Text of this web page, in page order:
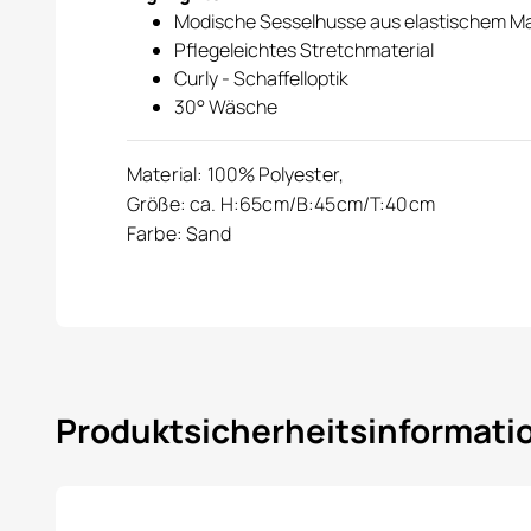
Modische Sesselhusse aus elastischem
Pflegeleichtes Stretchmaterial
Curly - Schaffelloptik
30° Wäsche
Material: 100% Polyester,
Größe: ca. H:65cm/B:45cm/T:40cm
Farbe: Sand